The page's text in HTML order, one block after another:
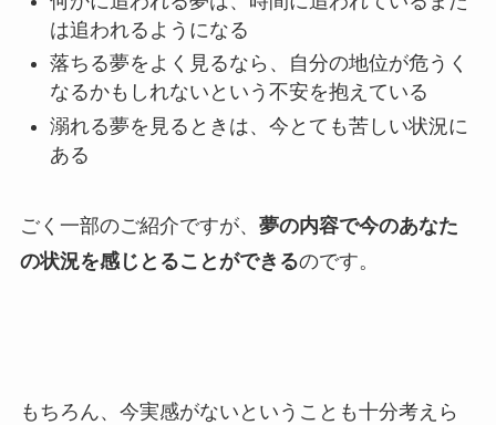
は追われるようになる
落ちる夢をよく見るなら、自分の地位が危うく
なるかもしれないという不安を抱えている
溺れる夢を見るときは、今とても苦しい状況に
ある
ごく一部のご紹介ですが、 夢の内容で今のあなた
の状況を感じとることができるのです。
もちろん、今実感がないということも十分考えら